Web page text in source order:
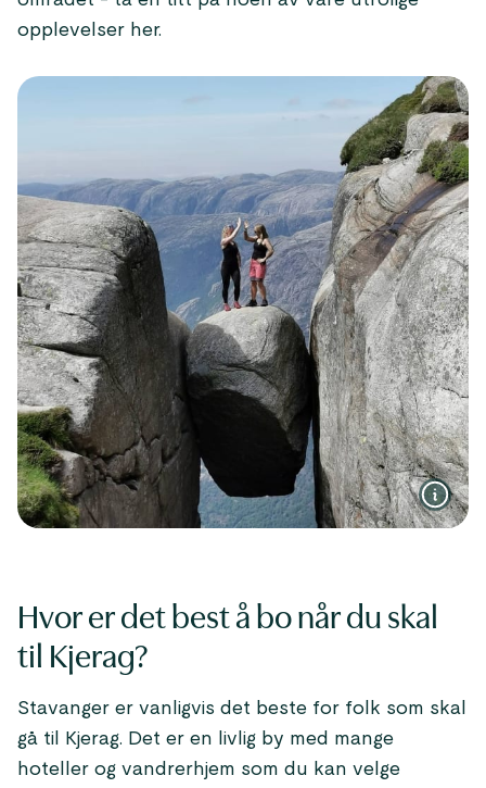
opplevelser her.
Hvor er det best å bo når du skal
til Kjerag?
Stavanger er vanligvis det beste for folk som skal
gå til Kjerag. Det er en livlig by med mange
hoteller og vandrerhjem som du kan velge